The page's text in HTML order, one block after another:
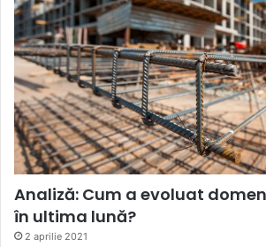
Analiză: Cum a evoluat
în ultima lună?
2 aprilie 2021